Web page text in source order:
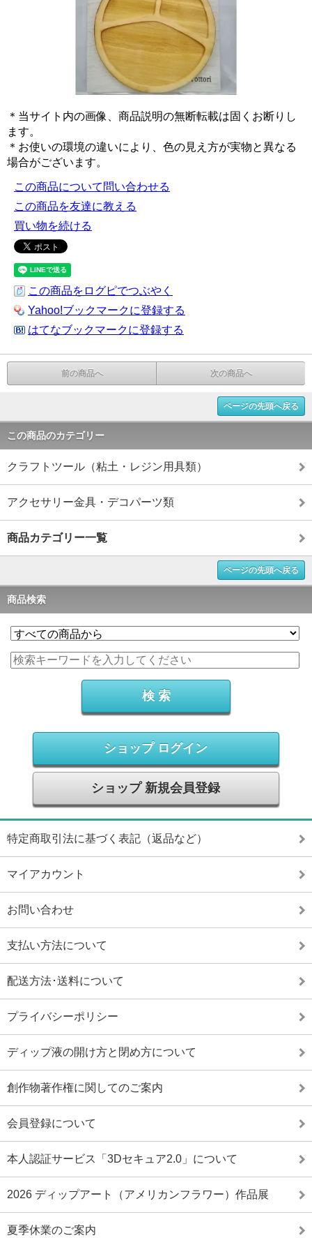
＊当サイト内の画像、商品説明の無断転載は固くお断りし
ます。
＊お使いの環境の違いにより、色の見え方が実物と異なる
場合がございます。
この商品について問い合わせる
この商品を友達に教える
買い物を続ける
この商品をログピでつぶやく
Yahoo!ブックマークに登録する
はてなブックマークに登録する
前の商品へ 次の商品へ
ページの先頭へ戻る
この商品のカテゴリー
クラフトツール（粘土・レジン用具類）
アクセサリー金具・デコパーツ類
商品カテゴリー一覧
ページの先頭へ戻る
商品検索
ショップ ログイン
ショップ 新規会員登録
特定商取引法に基づく表記（返品など）
マイアカウント
お問い合わせ
支払い方法について
配送方法･送料について
プライバシーポリシー
ディップ液の開け方と閉め方について
創作物著作権に関してのご案内
会員登録について
本人認証サービス「3Dセキュア2.0」について
2026 ディップアート（アメリカンフラワー）作品展
夏季休業のご案内